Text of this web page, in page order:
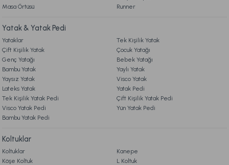
9. YATAK & KOLTUK SİPARİŞ VE İADE İŞLEMLERİ
9.569,00 TL
Ücretsiz Kargo
Madow Lambader Gövde + Şapka Siyah-Eskitme
8.359,00 TL
8.839,00 TL
Masa Örtüsü
Runner
Yatak & Yatak Pedi
Yataklar
Tek Kişilik Yatak
Çift Kişilik Yatak
Çocuk Yatağı
Genç Yatağı
Bebek Yatağı
Bambu Yatak
Yaylı Yatak
Yaysız Yatak
Visco Yatak
Lateks Yatak
Yatak Pedi
Tek Kişilik Yatak Pedi
Çift Kişilik Yatak Pedi
Visco Yatak Pedi
Yün Yatak Pedi
Bambu Yatak Pedi
Koltuklar
Koltuklar
Kanepe
Köşe Koltuk
L Koltuk